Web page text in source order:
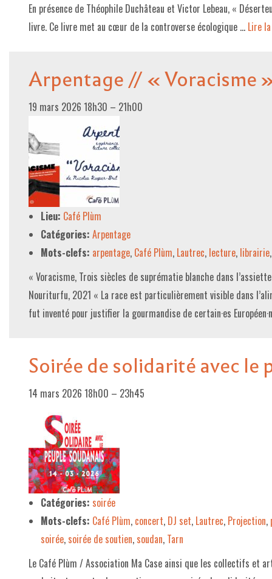
En présence de Théophile Duchâteau et Victor Lebeau, «
livre. Ce livre met au cœur de la controverse écologique … Lire
Arpentage // « Voracisme
19 mars 2026 18h30 – 21h00
Lieu: Café Plùm
Catégories: Arpentage
Mots-clefs: arpentage, Café Plùm, Lautrec, lecture, librairie
« Voracisme, Trois siècles de suprématie blanche dans
Nouriturfu, 2021 « La race est particulièrement visible dans
fut inventé pour justifier la gourmandise de certain·es
Soirée de solidarité avec le
14 mars 2026 18h00 – 23h45
Catégories: soirée
Mots-clefs: Café Plùm, concert, DJ set, Lautrec, Projection,
soirée, soirée de soutien, soudan, Tarn
Le Café Plùm / Association Ma Case ainsi que les collectifs et